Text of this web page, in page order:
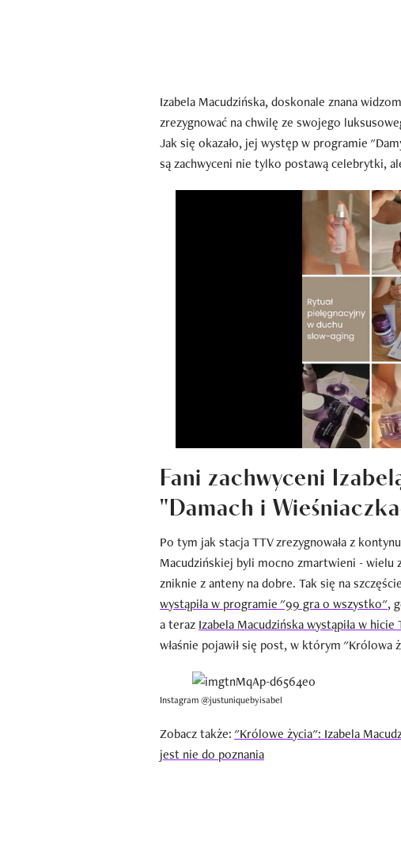
Izabela Macudzińska, doskonale znana
zrezygnować na chwilę ze swojego
Jak się okazało, jej występ w programie
są zachwyceni nie tylko postawą celebrytki,
Fani zachwyceni
"Damach i
Po tym jak stacja TTV zrezygnowała z
Macudzińskiej byli mocno zmartwieni - wielu
zniknie z anteny na dobre. Tak się na
wystąpiła w programie "99 gra o wszystko",
a teraz Izabela Macudzińska wystąpiła w
właśnie pojawił się post, w którym "Królowa
Instagram @justuniquebyisabel
Zobacz także:"Królowe życia": Izabela
jest nie do poznania